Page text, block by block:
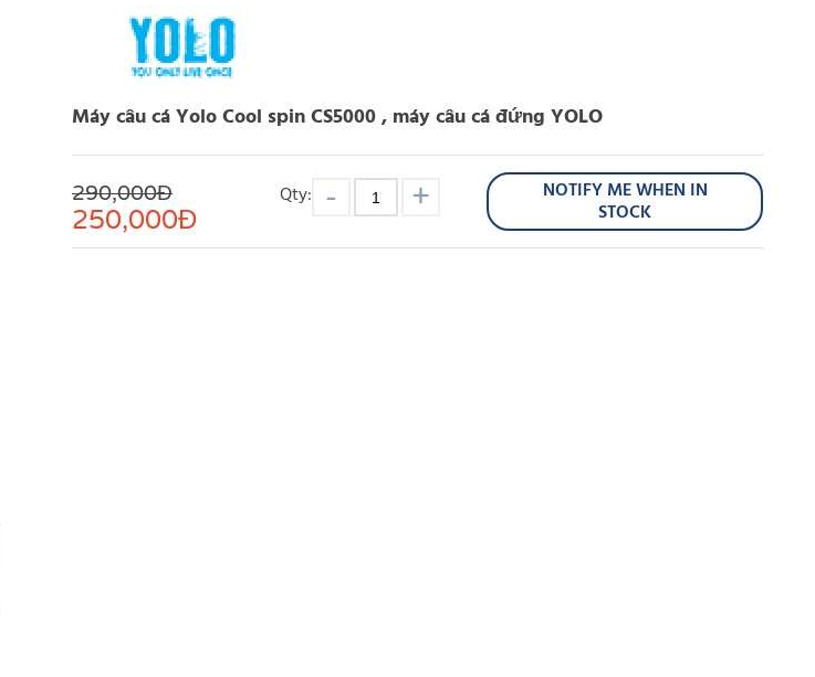
Máy câu cá Yolo Cool spin CS5000 , máy câu cá đứng YOLO
290,000Đ
250,000Đ
Qty: NOTIFY ME WHEN IN
STOCK